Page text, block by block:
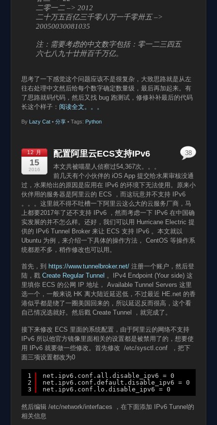
二零一二 –> 2012
二十万五百亿三千零八万一千零卅五 –>
20050030081035
注：需要考虑的中文数字包括：零一二三四五
六七八九十廿卅百千万亿。
思考了一下感觉这个问题应该不是很复杂，大致思路就是从左
往右处理中文然后给每个数字确定数量级，最后再加起来。有
了思路就码代码，然后又找 bug 跑测试，修修补补最后的代码
长这个样子： 阅读全文。。。
By Lazy Cat• 分享 • Tags: Python
12 月
15
2016
配置阿里云ECS支持IPv6
本文共被喵星人侦察过54,367次。。。
前几天有个小伙伴的 iOS App 提交给水果审核没通
过，水果给出的原因是应用在 IPv6 的环境下无法使用。原来小
伙伴用的服务器是阿里云的 ECS ，而这玩意并不支持 IPv6
。。。这里就不得不吐槽一下阿里云这么大的云服务厂商，马
上都要2017年了还不支持 IPv6 ，然而考虑一下 IPv6 在中国确
实发展的并不怎么样。还好，我们可以用 Hurricane Electric 提
供的 IPv6 Tunnel Broker 来让 ECS 支持 IPv6 。本文就以
Ubuntu 为例，来介绍一下具体的操作方法， CentOS 等操作系
统都差不多，稍作修改也可以用。
首先，到 https://www.tunnelbroker.net/注册一个账户，然后登
陆，戳 Create Regular Tunnel 。IPv4 Endpoint (Your side) 这
里填你 ECS 的公网 IP 地址， Available Tunnel Servers 这里
选一个，一般来说 HK 离大陆近延迟低，不过最近 HE.net 的香
港似乎都是绕了一圈美国回来的，所以延迟反而很高，这个看
自己情况选就好。然后戳 Create Tunnel ，就完成了。
接下来修改 ECS 里面的系统配置，由于阿里云的网络不支持
IPv6 所以他官方镜像里面相关的设置都是被禁用了的，想要使
用 IPv6 就要做一些修改。首先修改 /etc/sysctl.conf ，把下
面三项设置都改为0
1
2
3
net.ipv6.conf.all.disable_ipv6 = 0
net.ipv6.conf.default.disable_ipv6 = 0
net.ipv6.conf.lo.disable_ipv6 = 0
然后编辑 /etc/network/interfaces ，在下面添加 IPv6 Tunnel的
相关信息
38